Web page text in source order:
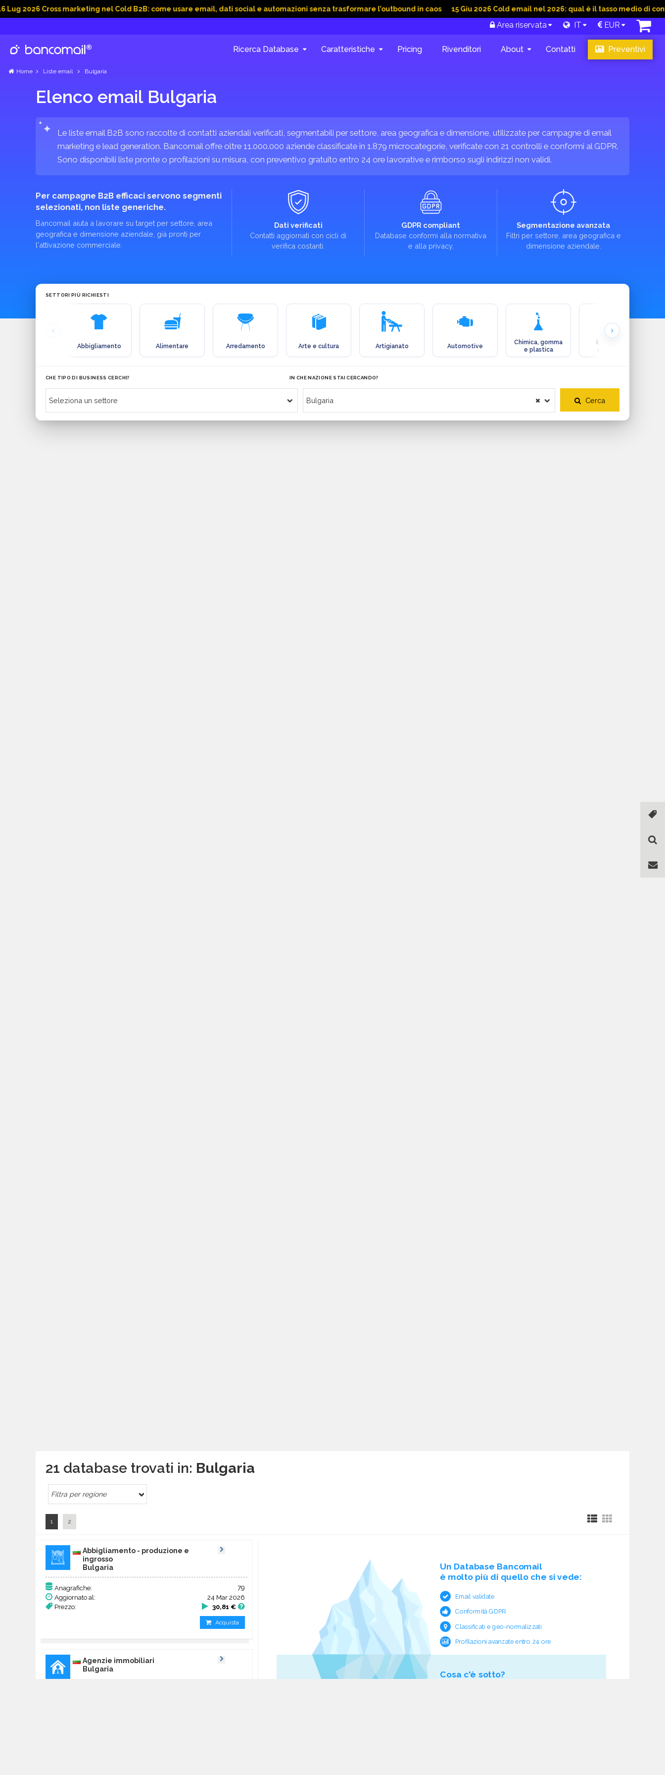
Cross marketing nel Cold B2B: come usare email, dati social e automazioni senza trasformare l’outbound in caos 15 Giu 2026 Cold email nel 2026: qual è il tasso medio di conversione
Area riservata IT EUR
Ricerca Database Caratteristiche Pricing Rivenditori About Contatti Preventivi
Home Liste email Bulgaria
Elenco email Bulgaria
✦ ✦
Le liste email B2B sono raccolte di contatti aziendali verificati, segmentabili per settore, area geografica e dimensione, utilizzate per campagne di email
marketing e lead generation. Bancomail offre oltre 11.000.000 aziende classificate in 1.879 microcategorie, verificate con 21 controlli e conformi al GDPR.
Sono disponibili liste pronte o profilazioni su misura, con preventivo gratuito entro 24 ore lavorative e rimborso sugli indirizzi non validi.
Per campagne B2B efficaci servono segmenti
selezionati, non liste generiche.
Bancomail aiuta a lavorare su target per settore, area
geografica e dimensione aziendale, già pronti per
l'attivazione commerciale.
Dati verificati
Contatti aggiornati con cicli di
verifica costanti.
GDPR compliant
Database conformi alla normativa
e alla privacy.
Segmentazione avanzata
Filtri per settore, area geografica e
dimensione aziendale.
SETTORI PIÙ RICHIESTI
Abbigliamento Alimentare Arredamento Arte e cultura Artigianato Automotive
Chimica, gomma
e plastica
Ecologia e
ambiente
CHE TIPO DI BUSINESS CERCHI? IN CHE NAZIONE STAI CERCANDO?
Cerca
21 database trovati in: Bulgaria
Filtra per regione
1 2
Abbigliamento - produzione e
ingrosso
Bulgaria
Anagrafiche:
79
Aggiornato al:
24 Mar 2026
Prezzo:
30,81 €
Acquista
Agenzie immobiliari
Bulgaria
Un Database Bancomail
è molto più di quello che si vede:
Email validate
Conformità GDPR
Classificati e geo-normalizzati
Profilazioni avanzate entro 24 ore
Cosa c'è sotto?